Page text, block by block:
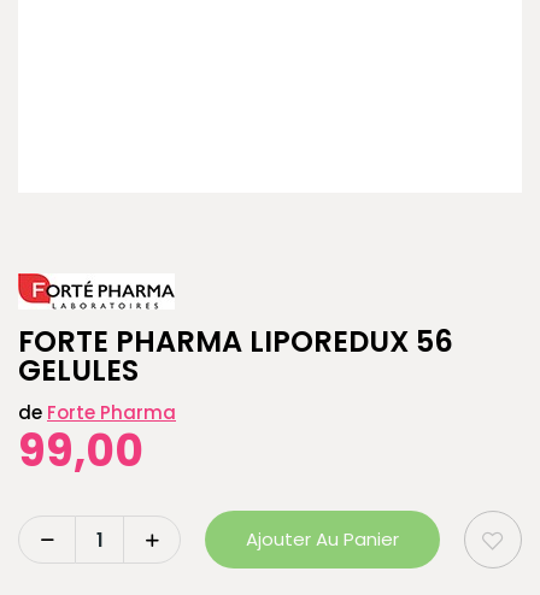
FORTE PHARMA LIPOREDUX 56
GELULES
de Forte Pharma
99,00
Ajouter Au Panier